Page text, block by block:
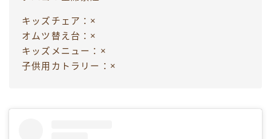
キッズチェア：×
オムツ替え台：×
キッズメニュー：×
子供用カトラリー：×